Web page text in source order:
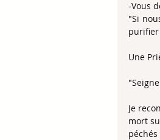
-Vous
"Si
purifier
Une
Je
mort